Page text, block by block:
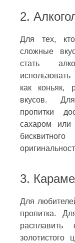
2.
Для тех,
сложные
стать
как коньяк,
вкусов.
пропитки
сахаром
3.
Для
пропитка.
золотистого